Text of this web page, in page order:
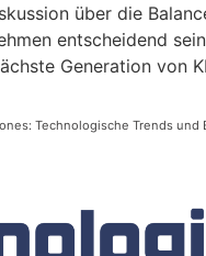
über die
entscheidend
Generation von
Technologische Trends und